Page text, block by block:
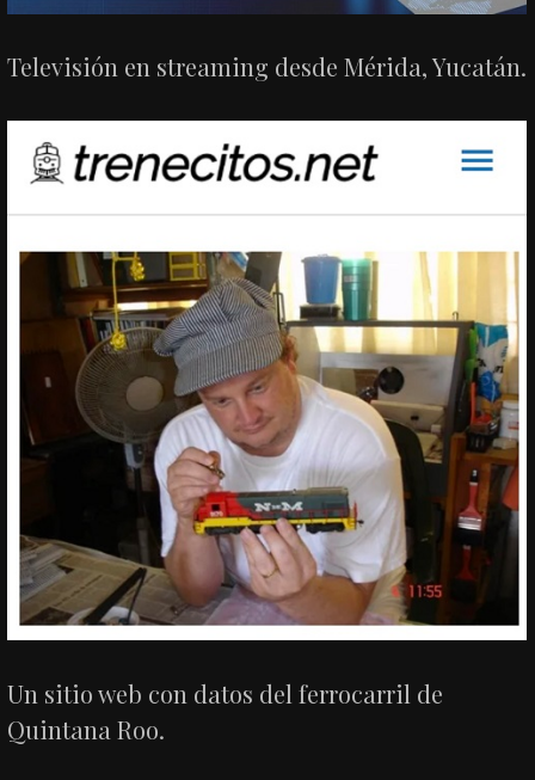
Televisión en streaming desde Mérida, Yucatán.
Un sitio web con datos del ferrocarril de
Quintana Roo.